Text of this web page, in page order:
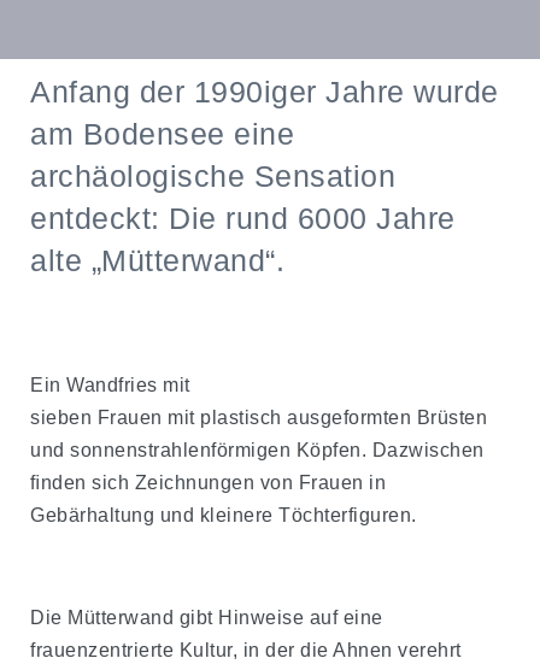
Anfang der 1990iger Jahre wurde
am Bodensee eine
archäologische Sensation
entdeckt: Die rund 6000 Jahre
alte „Mütterwand“.
Ein Wandfries mit
sieben Frauen mit plastisch ausgeformten Brüsten
und sonnenstrahlenförmigen Köpfen. Dazwischen
ﬁnden sich Zeichnungen von Frauen in
Gebärhaltung und kleinere Töchterfiguren.
Die Mütterwand gibt Hinweise auf eine
frauenzentrierte Kultur, in der die Ahnen verehrt